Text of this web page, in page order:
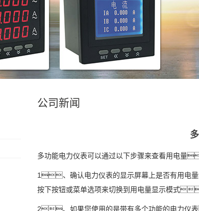
公司新闻
多功能电力仪表可以通过以下步骤来查看用电量
1、确认电力仪表的显示屏幕上是否有用
按下按钮或菜单选项来切换到用电量显示模式
2、如果您使用的是带有多个功能的电力仪